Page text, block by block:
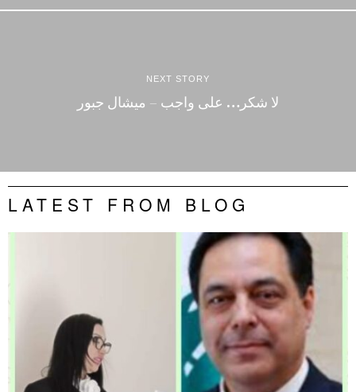
NEXT STORY
لا شكر… على واجب – ميشال جبور
LATEST FROM BLOG